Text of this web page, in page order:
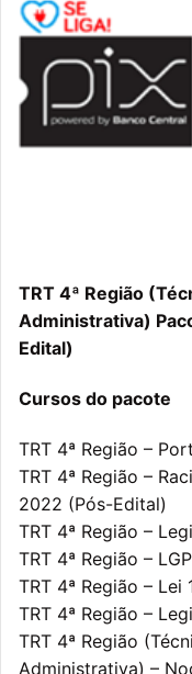
TRT 4ª Região
Administrativa)
Edital)
Cursos do pacote
TRT 4ª Região –
TRT 4ª Região –
2022 (Pós-Edital)
TRT 4ª Região –
TRT 4ª Região –
TRT 4ª Região –
TRT 4ª Região –
TRT 4ª Região
Administrativa) –